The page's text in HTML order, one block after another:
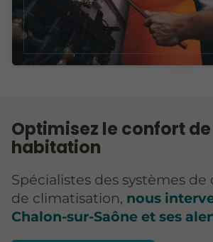
Optimisez le confort
habitation
Spécialistes des systèmes
de climatisation, nous
Chalon-sur-Saône et ses